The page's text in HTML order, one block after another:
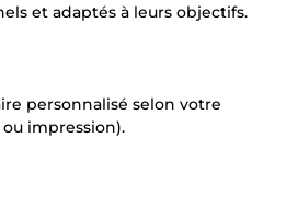
et adaptés à leurs objectifs.
personnalisé selon votre
impression).